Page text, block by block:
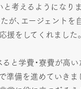
と考えるようにな
が、エージェント
援をしてくれました。
と学費・寮費が高
準備を進めていき